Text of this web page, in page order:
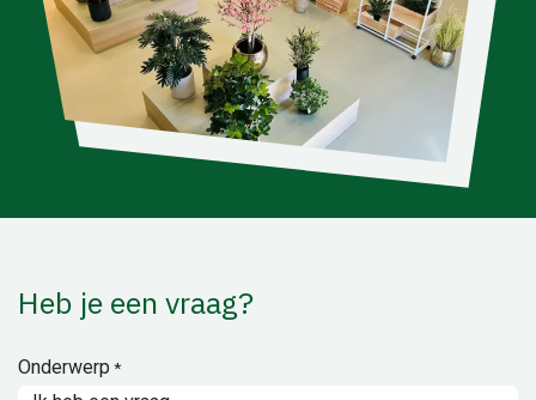
Heb je een vraag?
Onderwerp *